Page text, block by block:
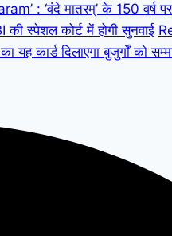
: ‘वंदे मातरम्’ के 150 वर्ष
स्पेशल कोर्ट में होगी सुनवाई
दिलाएगा बुजुर्गों को